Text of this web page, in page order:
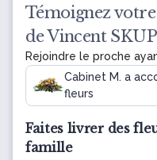
Témoignez
de Vincent
Rejoindre le proche
Cabinet M. a
fleurs
Faites livrer des
famille